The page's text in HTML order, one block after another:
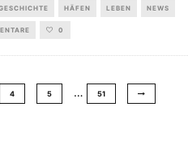
HÄFEN LEBEN NEWS
0
4 5 … 51